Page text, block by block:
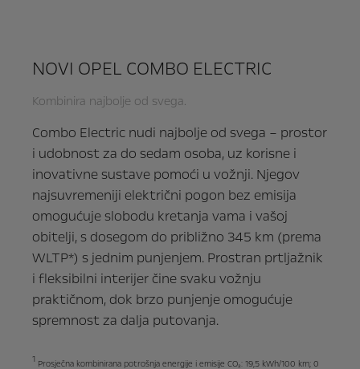
NOVI OPEL COMBO ELECTRIC
Kombinira najbolje od svega.
Combo Electric nudi najbolje od svega – prostor
i udobnost za do sedam osoba, uz korisne i
inovativne sustave pomoći u vožnji. Njegov
najsuvremeniji električni pogon bez emisija
omogućuje slobodu kretanja vama i vašoj
obitelji, s dosegom do približno 345 km (prema
WLTP*) s jednim punjenjem. Prostran prtljažnik
i fleksibilni interijer čine svaku vožnju
praktičnom, dok brzo punjenje omogućuje
spremnost za dalja putovanja.
1 Prosječna kombinirana potrošnja energije i emisije CO₂: 19,5 kWh/100 km; 0